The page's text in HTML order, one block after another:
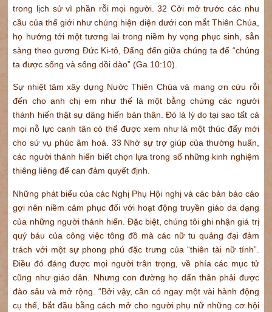
trong lịch sử vì phần rỗi mọi người. 32 Cởi mở trước các nhu
cầu của thế giới như chúng hiện diện dưới con mắt Thiên Chúa,
họ hướng tới một tương lai trong niềm hy vọng phục sinh, sẵn
sàng theo gương Đức Ki-tô, Đấng đến giữa chúng ta để “chúng
ta được sống và sống dồi dào” (Ga 10:10).
Sự nhiệt tâm xây dựng Nước Thiên Chúa và mang ơn cứu rỗi
đến cho anh chị em như thế là một bằng chứng các người
thánh hiến thật sự dâng hiến bản thân. Đó là lý do tại sao tất cả
mọi nỗ lực canh tân có thể được xem như là một thúc đẩy mới
cho sứ vụ phúc âm hoá. 33 Nhờ sự trợ giúp của thường huấn,
các người thánh hiến biết chọn lựa trong số những kinh nghiệm
thiêng liêng để can đảm quyết định.
Những phát biểu của các Nghị Phụ Hội nghị và các bản báo cáo
gợi nên niềm cảm phục đối với hoạt động truyền giáo da dạng
của những người thánh hiến. Đặc biệt, chúng tôi ghi nhận giá trị
quý báu của công việc tông đồ mà các nữ tu quảng đại đảm
trách với một sự phong phú đặc trưng của “thiên tài nữ tính”.
Điều đó đáng được mọi người trân trọng, về phía các mục tử
cũng như giáo dân. Nhưng con đường họ dấn thân phải được
đào sâu và mở rộng. “Bởi vậy, cần có ngay một vài hành động
cụ thể, bắt đầu bằng cách mở cho người phụ nữ những cơ hội